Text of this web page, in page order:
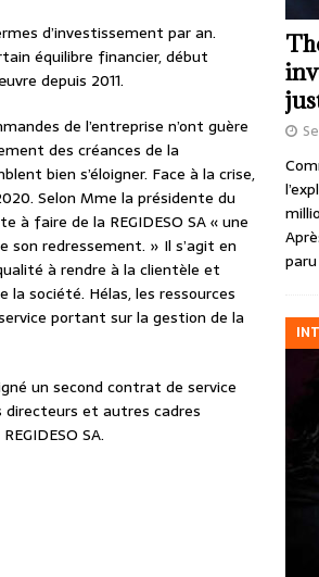
d’investissement par an.
équilibre financier, début
depuis 2011.
de l’entreprise n’ont guère
des créances de la
bien s’éloigner. Face à la crise,
Selon Mme la présidente du
à faire de la REGIDESO SA « une
redressement. » Il s’agit en
à rendre à la clientèle et
la société. Hélas, les ressources
portant sur la gestion de la
un second contrat de service
directeurs et autres cadres
SA.